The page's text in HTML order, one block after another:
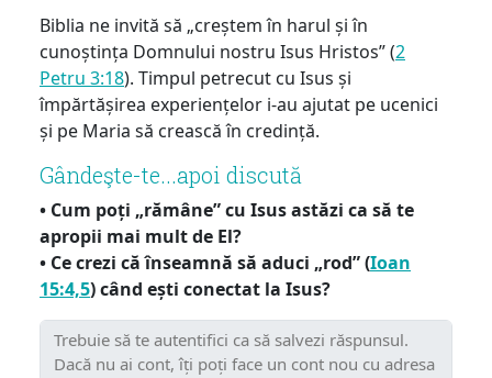
Biblia ne invită să „creștem în harul și în
cunoștința Domnului nostru Isus Hristos” (2
Petru 3:18). Timpul petrecut cu Isus și
împărtășirea experiențelor i-au ajutat pe ucenici
și pe Maria să crească în credință.
Gândeşte-te...apoi discută
• Cum poți „rămâne” cu Isus astăzi ca să te
apropii mai mult de El?
• Ce crezi că înseamnă să aduci „rod” (Ioan
15:4,5) când ești conectat la Isus?